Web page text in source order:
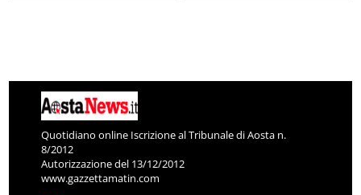
Quotidiano online Iscrizione al Tribunale di Aosta n.
8/2012
Autorizzazione del 13/12/2012
www.gazzettamatin.com